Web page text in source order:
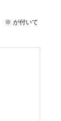
※ が付いて